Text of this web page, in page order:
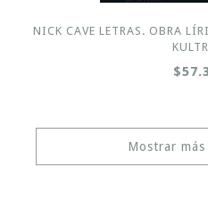
NICK CAVE LETRAS. OBRA
Mostrar